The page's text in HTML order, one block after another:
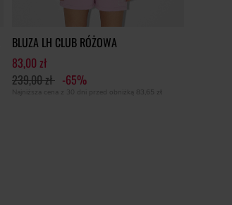
BLUZA LH CLUB RÓŻOWA
83,00 zł
239,00 zł -65%
Najniższa cena z 30 dni przed obniżką 83,65 zł